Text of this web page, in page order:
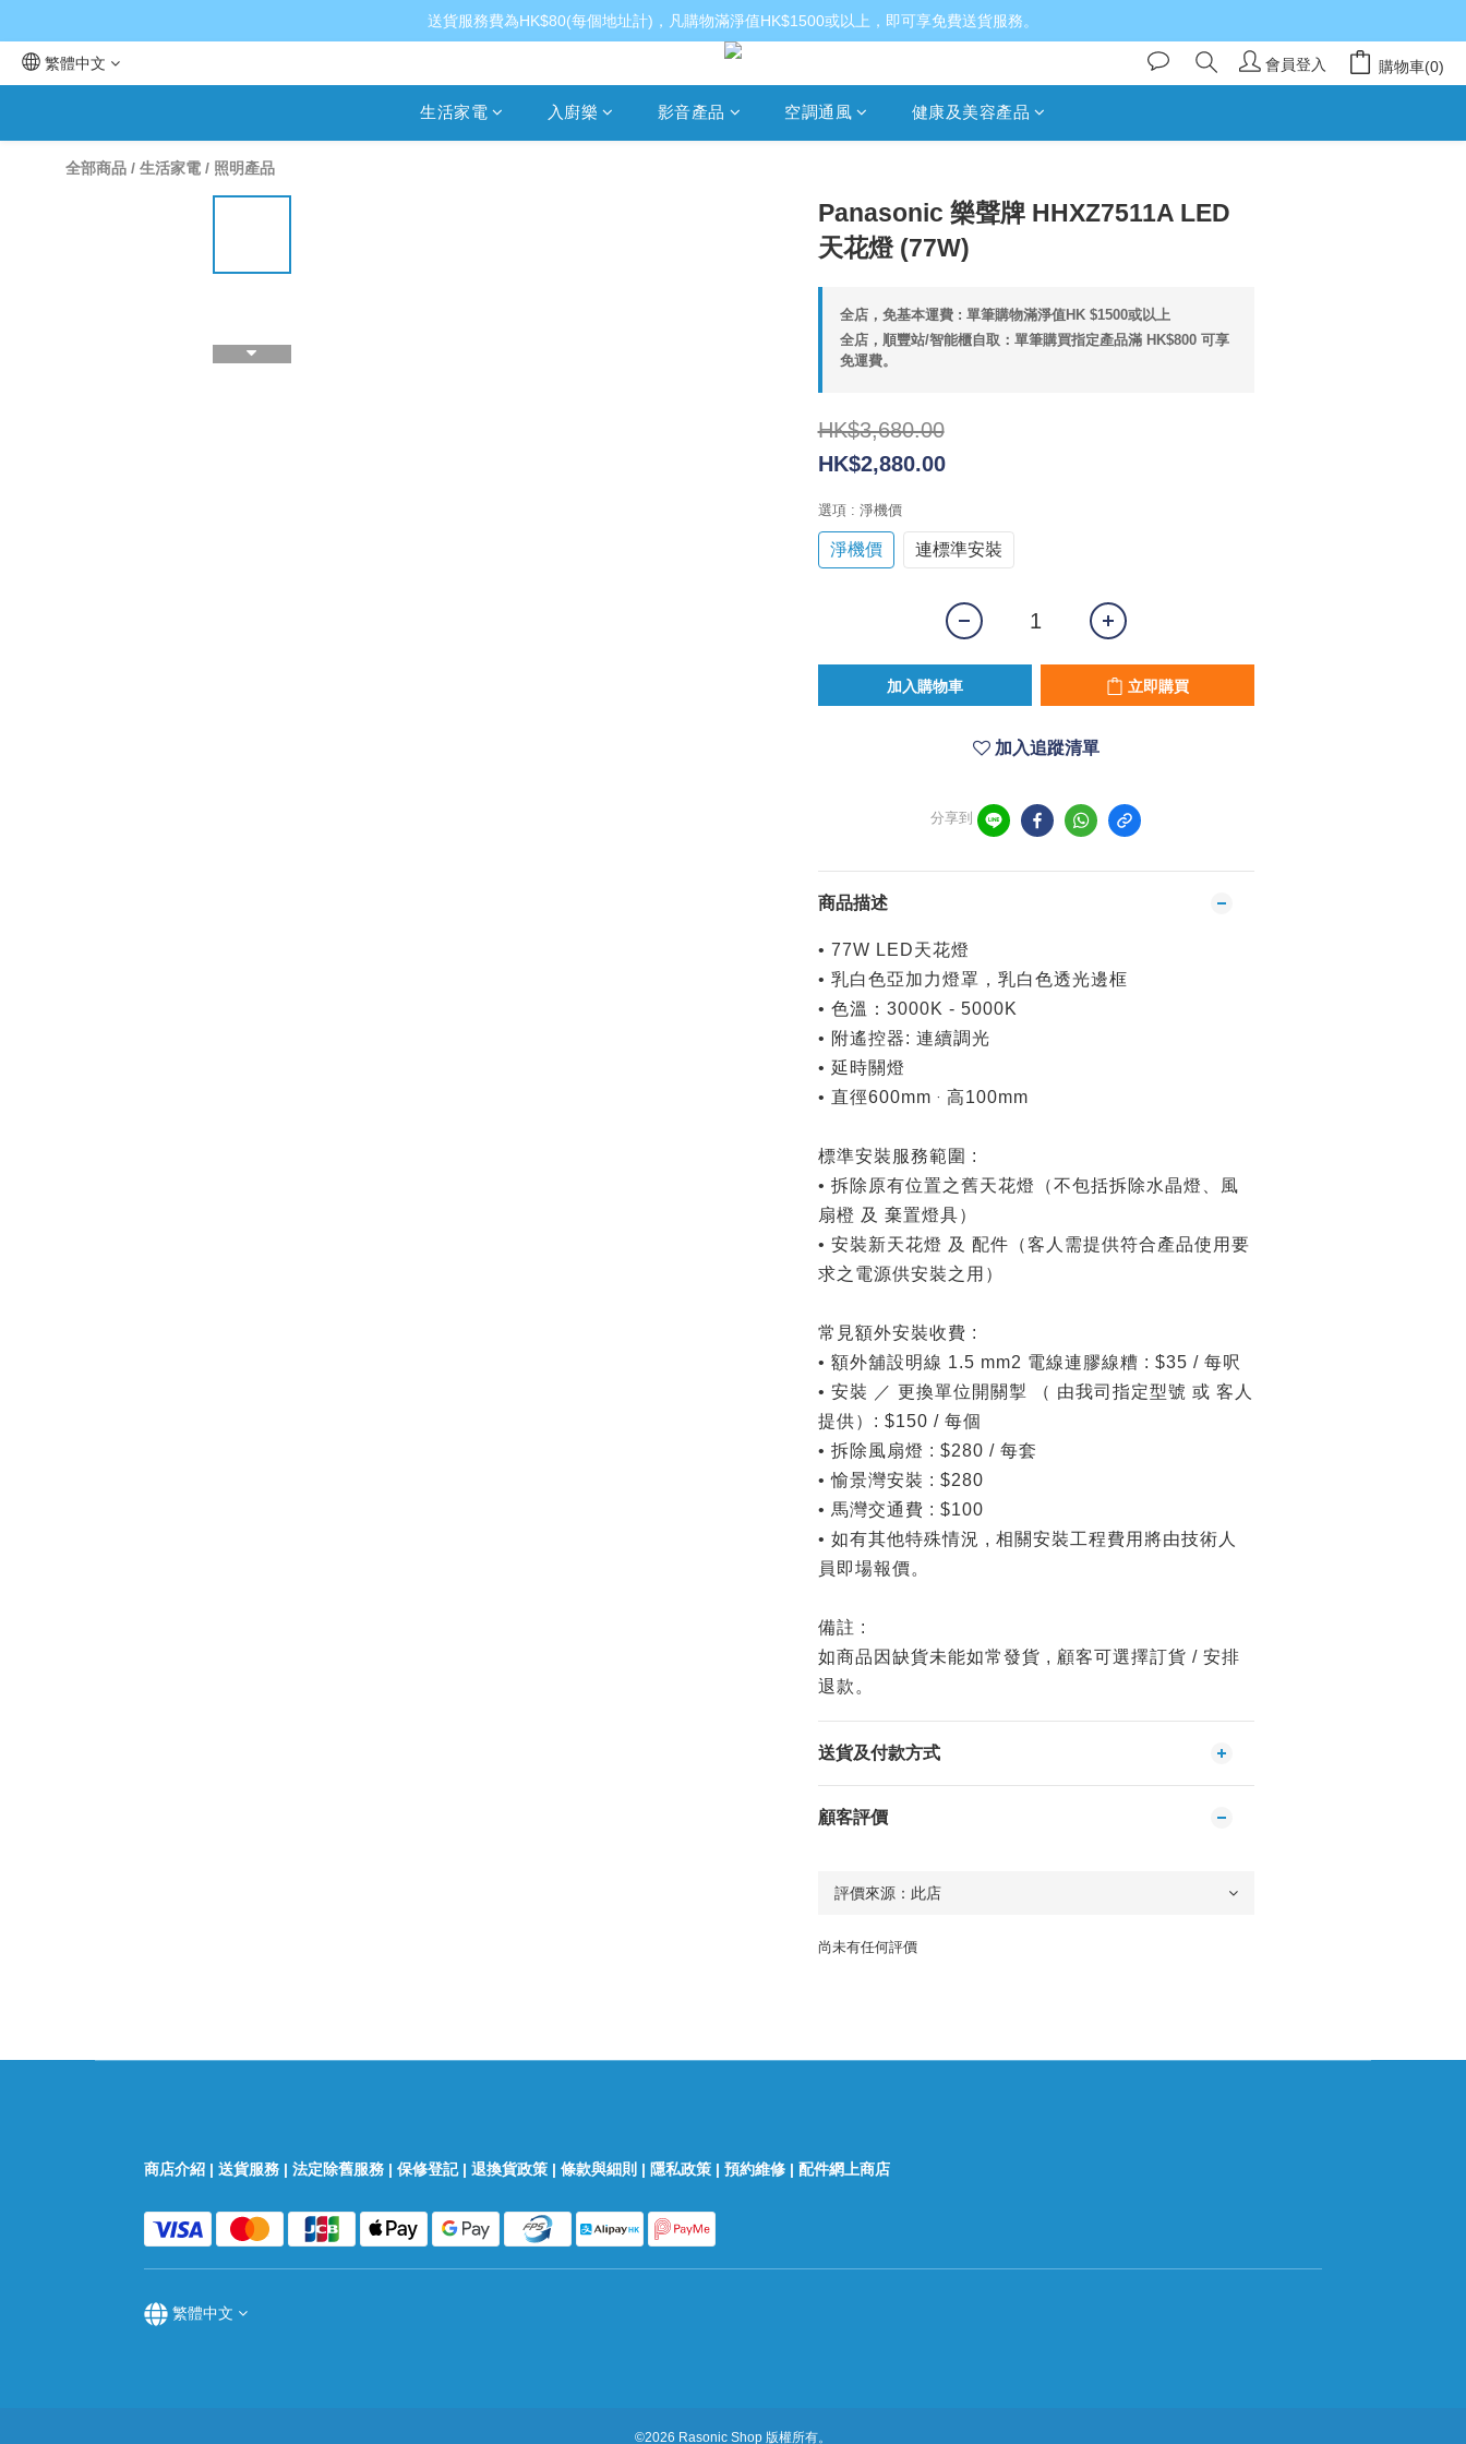
送貨服務費為HK$80(每個地址計)，凡購物滿淨值HK$1500或以上，即可享免費送貨服務。
繁體中文 會員登入 購物車(0)
生活家電 入廚樂 影音產品 空調通風 健康及美容產品
全部商品 / 生活家電 / 照明產品
Panasonic 樂聲牌 HHXZ7511A LED
天花燈 (77W)
全店，免基本運費 : 單筆購物滿淨值HK $1500或以上
全店，順豐站/智能櫃自取：單筆購買指定產品滿 HK$800 可享
免運費。
HK$3,680.00
HK$2,880.00
選項 : 淨機價
淨機價 連標準安裝
加入購物車 立即購買
加入追蹤清單
分享到
商品描述
• 77W LED天花燈
• 乳白色亞加力燈罩，乳白色透光邊框
• 色溫：3000K - 5000K
• 附遙控器: 連續調光
• 延時關燈
• 直徑600mm ‧ 高100mm
標準安裝服務範圍 :
• 拆除原有位置之舊天花燈（不包括拆除水晶燈、風
扇橙 及 棄置燈具）
• 安裝新天花燈 及 配件（客人需提供符合產品使用要
求之電源供安裝之用）
常見額外安裝收費 :
• 額外舖設明線 1.5 mm2 電線連膠線糟 : $35 / 每呎
• 安裝 ／ 更換單位開關掣 （ 由我司指定型號 或 客人
提供）: $150 / 每個
• 拆除風扇燈 : $280 / 每套
• 愉景灣安裝 : $280
• 馬灣交通費 : $100
• 如有其他特殊情況 , 相關安裝工程費用將由技術人
員即場報價。
備註 :
如商品因缺貨未能如常發貨 , 顧客可選擇訂貨 / 安排
退款。
送貨及付款方式
顧客評價
尚未有任何評價
商店介紹 | 送貨服務 | 法定除舊服務 | 保修登記| 退換貨政策 | 條款與細則 | 隱私政策 | 預約維修 | 配件網上商店
繁體中文
©2026 Rasonic Shop 版權所有。